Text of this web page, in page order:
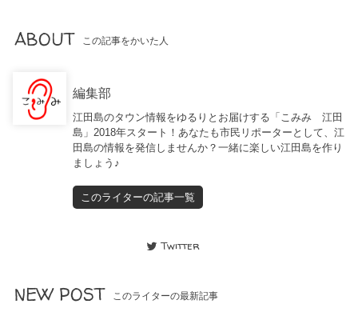
ABOUT この記事をかいた人
編集部
江田島のタウン情報をゆるりとお届けする「こみみ 江田
島」2018年スタート！あなたも市民リポーターとして、江
田島の情報を発信しませんか？一緒に楽しい江田島を作り
ましょう♪
このライターの記事一覧
Twitter
NEW POST このライターの最新記事